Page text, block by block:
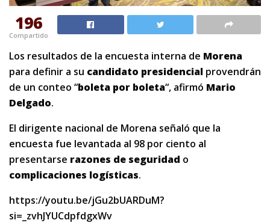
196
Compartido
Los resultados de la encuesta interna de Morena
para definir a su candidato presidencial provendrán
de un conteo “boleta por boleta“, afirmó Mario
Delgado.
El dirigente nacional de Morena señaló que la
encuesta fue levantada al 98 por ciento al
presentarse razones de seguridad o
complicaciones logísticas.
https://youtu.be/jGu2bUARDuM?
si=_zvhJYUCdpfdgxWv